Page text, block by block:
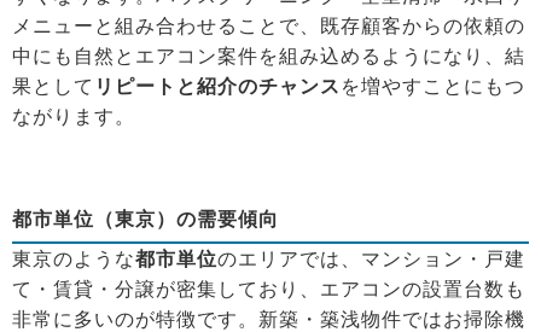
メニューと組み合わせることで、既存顧客からの依頼の
中にも自然とエアコン案件を組み込めるようになり、結
果として リピートと紹介のチャンス を増やすことにもつ
ながります。
都市単位（東京）の需要傾向
東京のような都市単位のエリアでは、マンション・戸建
て・賃貸・分譲が密集しており、エアコンの設置台数も
非常に多いのが特徴です。新築・築浅物件ではお掃除機